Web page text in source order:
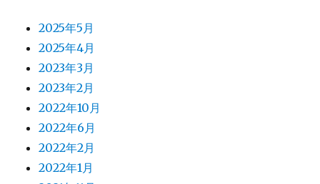
2025年5月
2025年4月
2023年3月
2023年2月
2022年10月
2022年6月
2022年2月
2022年1月